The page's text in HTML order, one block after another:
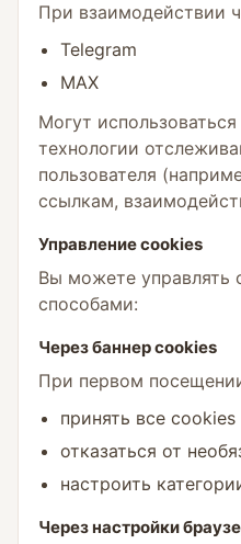
При взаимодействии
Telegram
MAX
Могут
технологии
пользователя
ссылкам,
Управление cookies
Вы можете
способами:
Через баннер cookies
При первом
принять все cookies
отказаться от
настроить
Через настройки